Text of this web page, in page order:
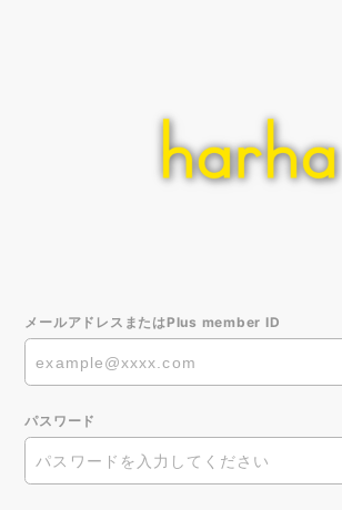
メールアドレスまたはPlus member ID
パスワード